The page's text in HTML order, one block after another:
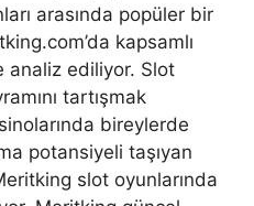
arasında popüler bir
kapsamlı
analiz ediliyor. Slot
tartışmak
bireylerde
potansiyeli taşıyan
slot oyunlarında